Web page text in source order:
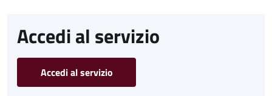
Accedi al servizio
Accedi al servizio